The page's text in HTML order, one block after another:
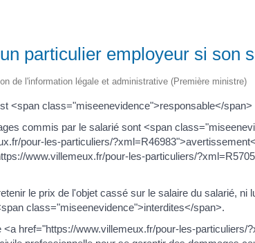
particulier employeur si son
de l'information légale et administrative (Première ministre)
<span class="miseenevidence">responsable</
commis par le salarié sont <span
pour-les-particuliers/
www.villemeux.fr/pour-les-particuliers/
le prix de l'objet cassé sur le salaire du salarié,
class="miseenevidence">interdites</span>.
href="https://www.villemeux.fr/pour-les-